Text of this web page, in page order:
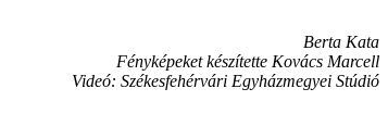
Berta Kata
Fényképeket készítette Kovács Marcell
Videó: Székesfehérvári Egyházmegyei Stúdió